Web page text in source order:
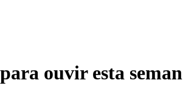
ouvir esta